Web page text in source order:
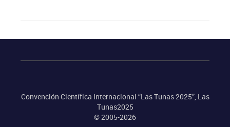
Convención Científica Internacional “Las Tunas 2025”, Las
Tunas2025
© 2005-2026